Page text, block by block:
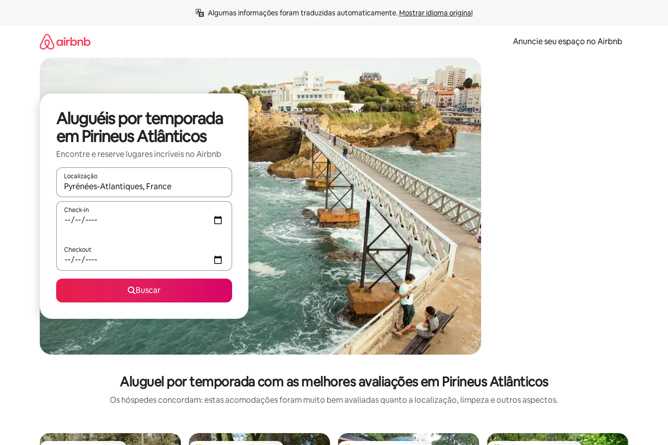
Algumas informações foram traduzidas automaticamente. Mostrar idioma original
Anuncie seu espaço no Airbnb
Aluguéis por temporada
em Pirineus Atlânticos
Encontre e reserve lugares incríveis no Airbnb
Localização
Quando os resultados estiverem disponíveis, explore-os usando as seta para cima e para baixo do teclado ou tocando e deslizando o dedo na tela.
Check-in
Checkout
Buscar
Aluguel por temporada com as melhores avaliações em Pirineus Atlânticos
Os hóspedes concordam: estas acomodações foram muito bem avaliadas quanto a localização, limpeza e outros aspectos.